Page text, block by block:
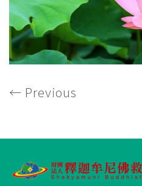
← Previous